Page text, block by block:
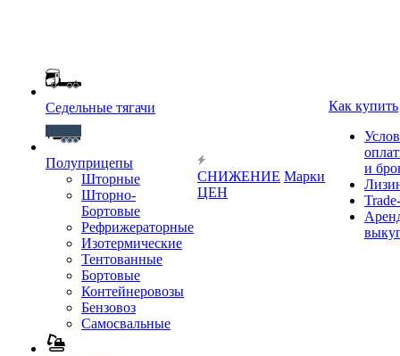
Седельные тягачи
Полуприцепы
Шторные
Шторно-
Бортовые
Рефрижераторные
Изотермические
Тентованные
Бортовые
Контейнеровозы
Бензовоз
Самосвальные
СНИЖЕНИЕ
ЦЕН
Марки
Как купить
и